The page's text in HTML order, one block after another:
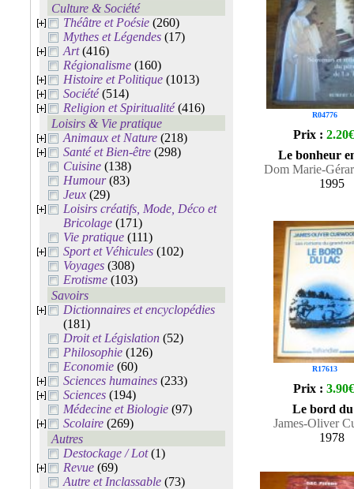
Culture & Société
Théâtre et Poésie (260)
Mythes et Légendes (17)
Art(416)
Régionalisme (160)
Histoire et Politique (1013)
Société(514)
Religion et Spiritualité(416)
Loisirs & Vie pratique
Animaux et Nature (218)
Santé et Bien-être (298)
Cuisine (138)
Humour(83)
Jeux (29)
Loisirs créatifs, Mode, Déco et
Bricolage (171)
Vie pratique (111)
Sport et Véhicules (102)
Voyages (308)
Erotisme (103)
Savoirs
Dictionnaires et encyclopédies
(181)
Droit et Législation (52)
Philosophie (126)
Economie (60)
Sciences humaines (233)
Sciences (194)
Médecine et Biologie (97)
Scolaire (269)
Autres
Destockage / Lot(1)
Revue (69)
Autre et Inclassable (73)
R04776
Prix : 2.20€
Le bonheur
Dom Marie-
1995
R17613
Prix : 3.90€
Le bord
James-Oliver
1978